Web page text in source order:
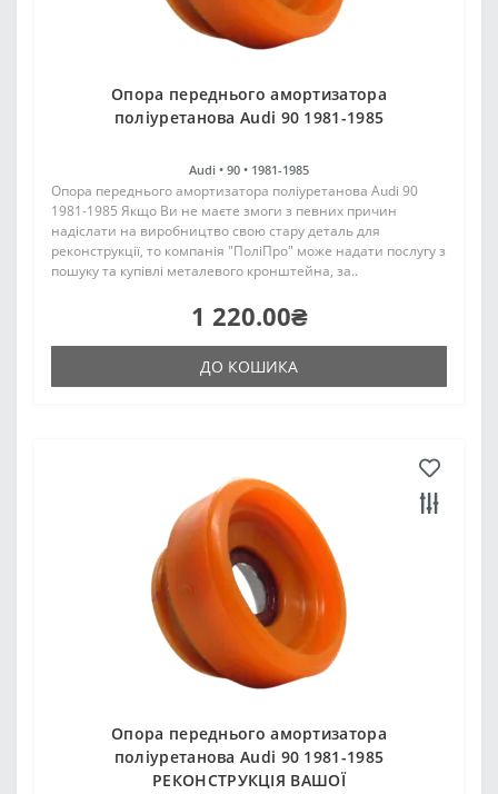
Опора переднього амортизатора
поліуретанова Audi 90 1981-1985
Audi • 90 • 1981-1985
Опора переднього амортизатора поліуретанова Audi 90
1981-1985 Якщо Ви не маєте змоги з певних причин
надіслати на виробництво свою стару деталь для
реконструкції, то компанія "ПоліПро" може надати послугу з
пошуку та купівлі металевого кронштейна, за..
1 220.00₴
ДО КОШИКА
Опора переднього амортизатора
поліуретанова Audi 90 1981-1985
РЕКОНСТРУКЦІЯ ВАШОЇ